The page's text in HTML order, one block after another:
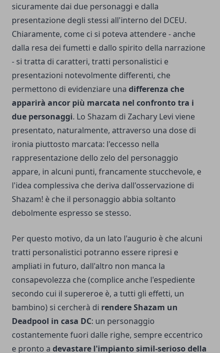
sicuramente dai due personaggi e dalla
presentazione degli stessi all'interno del DCEU.
Chiaramente, come ci si poteva attendere - anche
dalla resa dei fumetti e dallo spirito della narrazione
- si tratta di caratteri, tratti personalistici e
presentazioni notevolmente differenti, che
permettono di evidenziare una differenza che
apparirà ancor più marcata nel confronto tra i
due personaggi. Lo Shazam di Zachary Levi viene
presentato, naturalmente, attraverso una dose di
ironia piuttosto marcata: l'eccesso nella
rappresentazione dello zelo del personaggio
appare, in alcuni punti, francamente stucchevole, e
l'idea complessiva che deriva dall'osservazione di
Shazam! è che il personaggio abbia soltanto
debolmente espresso se stesso.
Per questo motivo, da un lato l'augurio è che alcuni
tratti personalistici potranno essere ripresi e
ampliati in futuro, dall'altro non manca la
consapevolezza che (complice anche l'espediente
secondo cui il supereroe è, a tutti gli effetti, un
bambino) si cercherà di rendere Shazam un
Deadpool in casa DC: un personaggio
costantemente fuori dalle righe, sempre eccentrico
e pronto a devastare l'impianto simil-serioso della